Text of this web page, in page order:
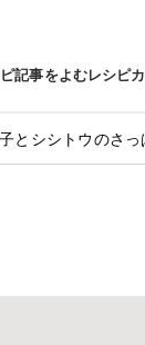
記事をよむレシピ
とシシトウのさっ